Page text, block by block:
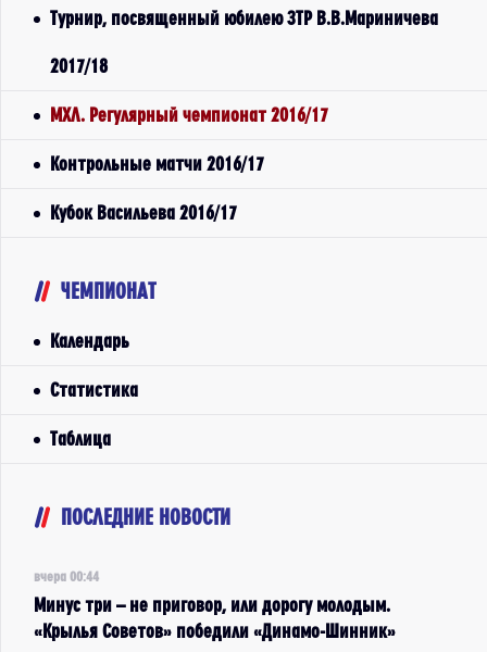
Турнир, посвященный юбилею ЗТР В.В.Мариничева
2017/18
МХЛ. Регулярный чемпионат 2016/17
Контрольные матчи 2016/17
Кубок Васильева 2016/17
ЧЕМПИОНАТ
Календарь
Статистика
Таблица
ПОСЛЕДНИЕ НОВОСТИ
вчера 00:44
Минус три – не приговор, или дорогу молодым.
«Крылья Советов» победили «Динамо-Шинник»